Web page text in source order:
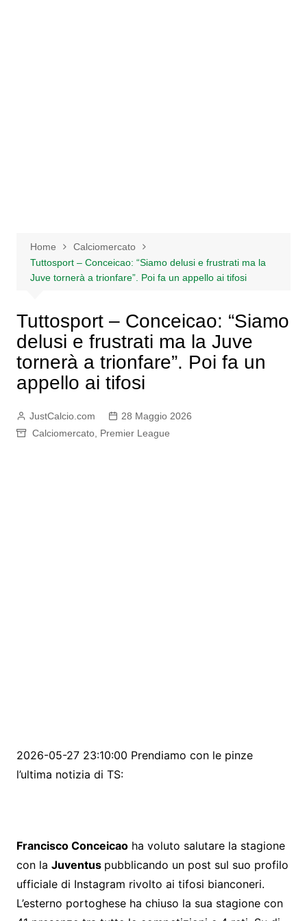
Home
Calciomercato
Tuttosport – Conceicao: “Siamo delusi e frustrati ma la
Juve tornerà a trionfare”. Poi fa un appello ai tifosi
Tuttosport – Conceicao: “Siamo
delusi e frustrati ma la Juve
tornerà a trionfare”. Poi fa un
appello ai tifosi
JustCalcio.com
28 Maggio 2026
Calciomercato, Premier League
2026-05-27 23:10:00 Prendiamo con le pinze
l’ultima notizia di TS:
Francisco Conceicaoha voluto salutare la stagione
con la Juventus pubblicando un post sul suo profilo
ufficiale di Instagram rivolto ai tifosi bianconeri.
L’esterno portoghese ha chiuso la sua stagione con